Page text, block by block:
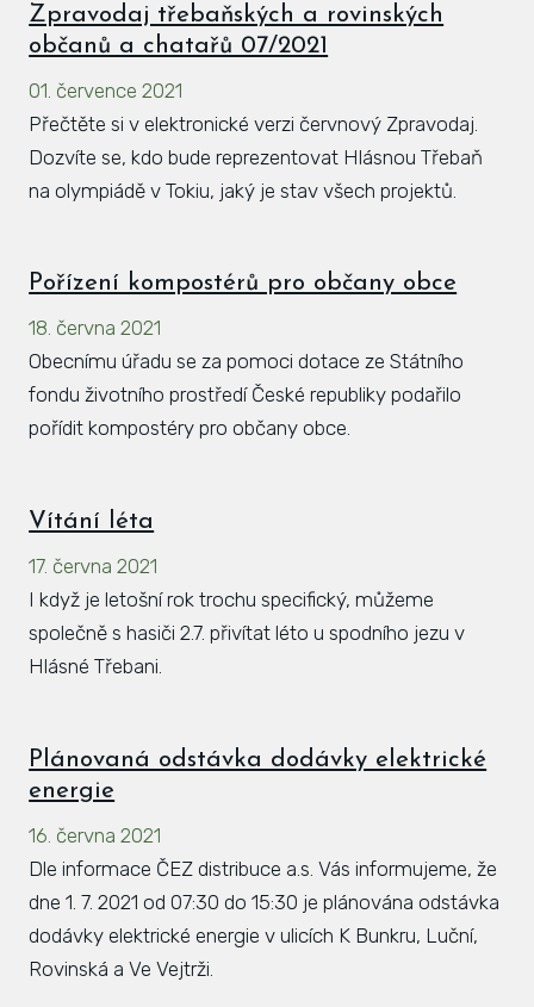
Zpravodaj třebaňských a rovinských
občanů a chatařů 07/2021
01. července 2021
Přečtěte si v elektronické verzi červnový Zpravodaj.
Dozvíte se, kdo bude reprezentovat Hlásnou Třebaň
na olympiádě v Tokiu, jaký je stav všech projektů.
Pořízení kompostérů pro občany obce
18. června 2021
Obecnímu úřadu se za pomoci dotace ze Státního
fondu životního prostředí České republiky podařilo
pořídit kompostéry pro občany obce.
Vítání léta
17. června 2021
I když je letošní rok trochu specifický, můžeme
společně s hasiči 2.7. přivítat léto u spodního jezu v
Hlásné Třebani.
Plánovaná odstávka dodávky elektrické
energie
16. června 2021
Dle informace ČEZ distribuce a.s. Vás informujeme, že
dne 1. 7. 2021 od 07:30 do 15:30 je plánována odstávka
dodávky elektrické energie v ulicích K Bunkru, Luční,
Rovinská a Ve Vejtrži.